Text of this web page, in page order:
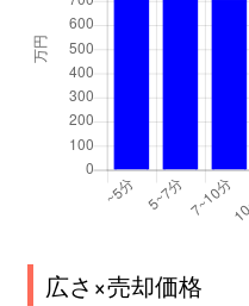
広さ×売却価格